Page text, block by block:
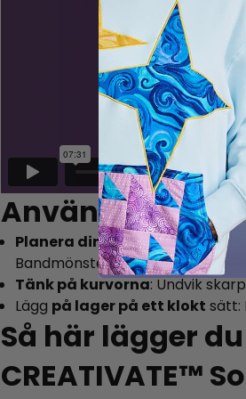
Användbara
Planera din väg: Använd
Bandmönster kan inte delas.
Tänk på kurvorna: Undvik
Lägg på lager på ett klokt sätt:
Så här lägger
CREATIVATE™